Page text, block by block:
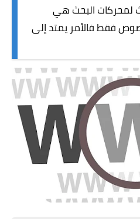
لمحركات البحث هي
فقط فالأمر يمتد إلى